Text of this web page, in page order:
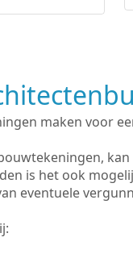
maken voor
is het ook
eventuele